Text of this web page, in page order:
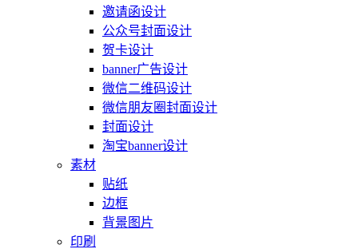
邀请函设计
公众号封面设计
贺卡设计
banner广告设计
微信二维码设计
微信朋友圈封面设计
封面设计
淘宝banner设计
素材
贴纸
边框
背景图片
印刷